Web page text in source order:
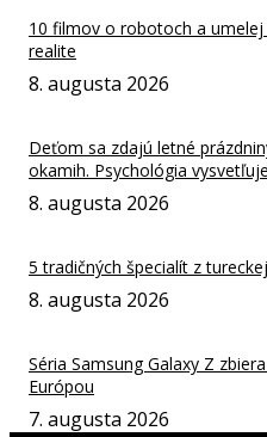
10 filmov o robotoch a umelej
realite
8. augusta 2026
Deťom sa zdajú letné
okamih. Psychológia
8. augusta 2026
5 tradičných špecialít z
8. augusta 2026
Séria Samsung Galaxy Z
Európou
7. augusta 2026